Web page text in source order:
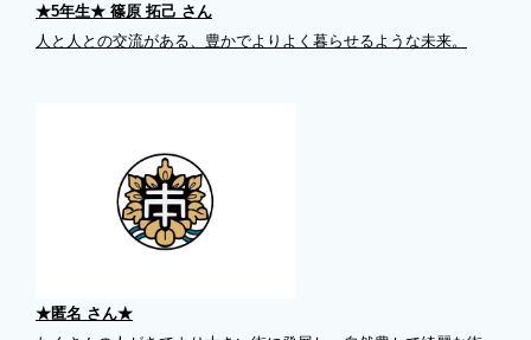
★5年生★ 篠原 拓己 さん
人と人との交流がある、豊かでよりよく暮らせるような未来。
★匿名 さん★